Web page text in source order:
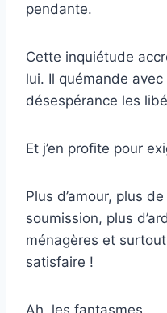
pendante.
Cette inquiétude
lui. Il quémande
désespérance les
Et j’en profite pour
Plus d’amour, plus
soumission, plus
ménagères et
satisfaire !